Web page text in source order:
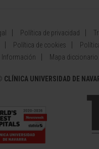
Política de privacidad
Política de cookies
Información
Mapa
CLÍNICA UNIVERSIDAD DE